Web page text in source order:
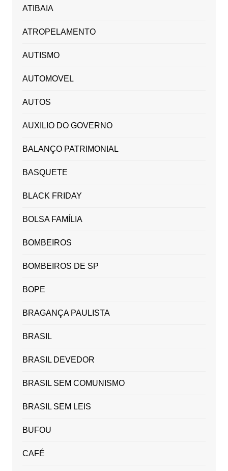
ATIBAIA
ATROPELAMENTO
AUTISMO
AUTOMOVEL
AUTOS
AUXILIO DO GOVERNO
BALANÇO PATRIMONIAL
BASQUETE
BLACK FRIDAY
BOLSA FAMÍLIA
BOMBEIROS
BOMBEIROS DE SP
BOPE
BRAGANÇA PAULISTA
BRASIL
BRASIL DEVEDOR
BRASIL SEM COMUNISMO
BRASIL SEM LEIS
BUFOU
CAFÉ